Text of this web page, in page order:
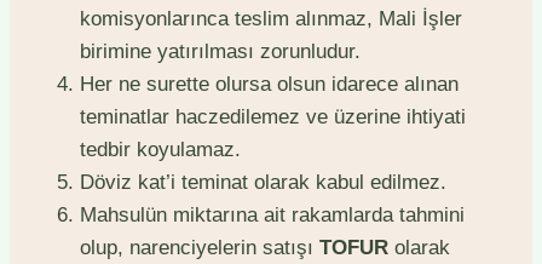
komisyonlarınca teslim alınmaz, Mali İşler
birimine yatırılması zorunludur.
Her ne surette olursa olsun idarece alınan
teminatlar haczedilemez ve üzerine ihtiyati
tedbir koyulamaz.
Döviz kat’i teminat olarak kabul edilmez.
Mahsulün miktarına ait rakamlarda tahmini
olup, narenciyelerin satışı TOFUR olarak